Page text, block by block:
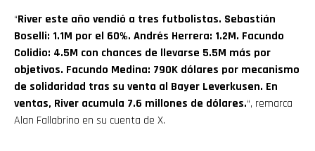
“River este año vendió a tres futbolistas. Sebastián
Boselli: 1.1M por el 60%. Andrés Herrera: 1.2M. Facundo
Colidio: 4.5M con chances de llevarse 5.5M más por
objetivos. Facundo Medina: 790K dólares por mecanismo
de solidaridad tras su venta al Bayer Leverkusen. En
ventas, River acumula 7.6 millones de dólares.“, remarca
Alan Fallabrino en su cuenta de X.